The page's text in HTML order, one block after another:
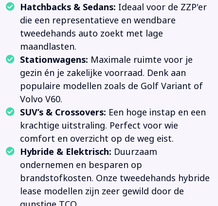
Hatchbacks & Sedans: Ideaal voor de ZZP'er
die een representatieve en wendbare
tweedehands auto zoekt met lage
maandlasten.
Stationwagens: Maximale ruimte voor je
gezin én je zakelijke voorraad. Denk aan
populaire modellen zoals de Golf Variant of
Volvo V60.
SUV’s & Crossovers: Een hoge instap en een
krachtige uitstraling. Perfect voor wie
comfort en overzicht op de weg eist.
Hybride & Elektrisch: Duurzaam
ondernemen en besparen op
brandstofkosten. Onze tweedehands hybride
lease modellen zijn zeer gewild door de